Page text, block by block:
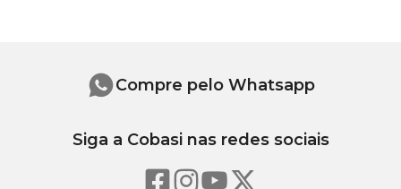
Compre pelo Whatsapp
Siga a Cobasi nas redes sociais